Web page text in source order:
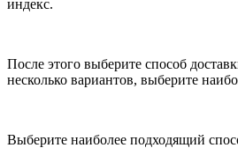
индекс.
После этого выберите способ
несколько вариантов, выберите
Выберите наиболее подходящий